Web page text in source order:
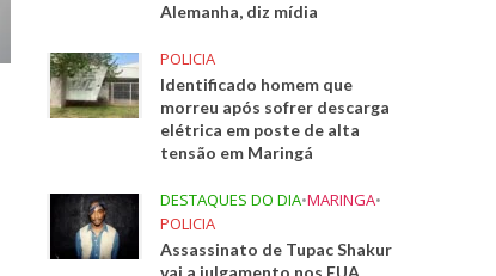
Alemanha, diz mídia
POLICIA
Identificado homem que
morreu após sofrer descarga
elétrica em poste de alta
tensão em Maringá
DESTAQUES DO DIA•MARINGA•
POLICIA
Assassinato de Tupac Shakur
vai a julgamento nos EUA